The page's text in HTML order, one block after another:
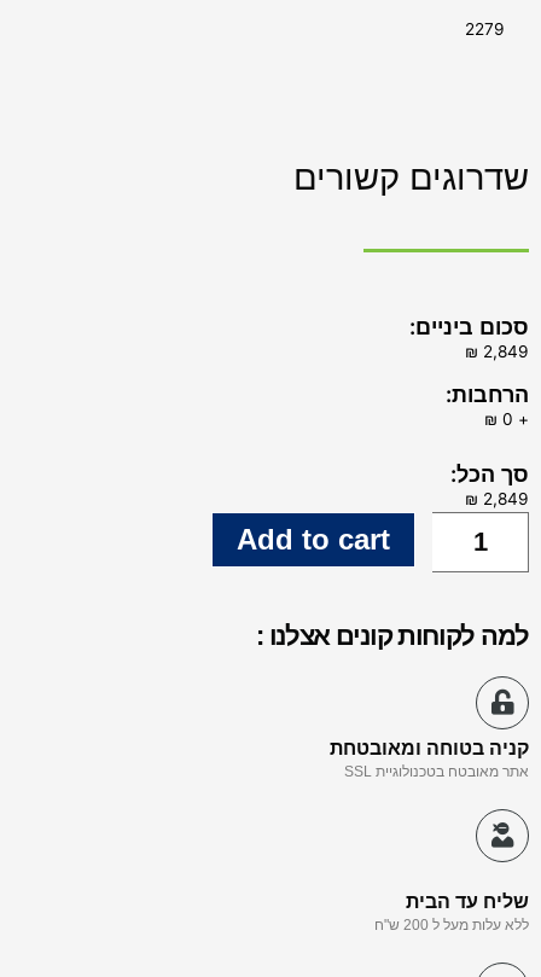
2279
שדרוגים קשורים
סכום ביניים:
הרחבות:
+
סך הכל:
Add to cart
למה לקוחות קונים אצלנו :
קניה בטוחה ומאובטחת
אתר מאובטח בטכנולוגיית SSL
שליח עד הבית
ללא עלות מעל ל 200 ש"ח